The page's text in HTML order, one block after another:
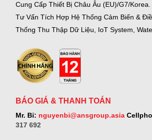
Cung Cấp Thiết Bị Châu Âu (EU)/G7/Korea.
Tư Vấn Tích Hợp Hệ Thống Cảm Biến &
Thống Thu Thập Dữ Liệu, IoT System,
BÁO GIÁ & THANH TOÁN
Mr. Bỉ: nguyenbi@ansgroup.asia
317 692